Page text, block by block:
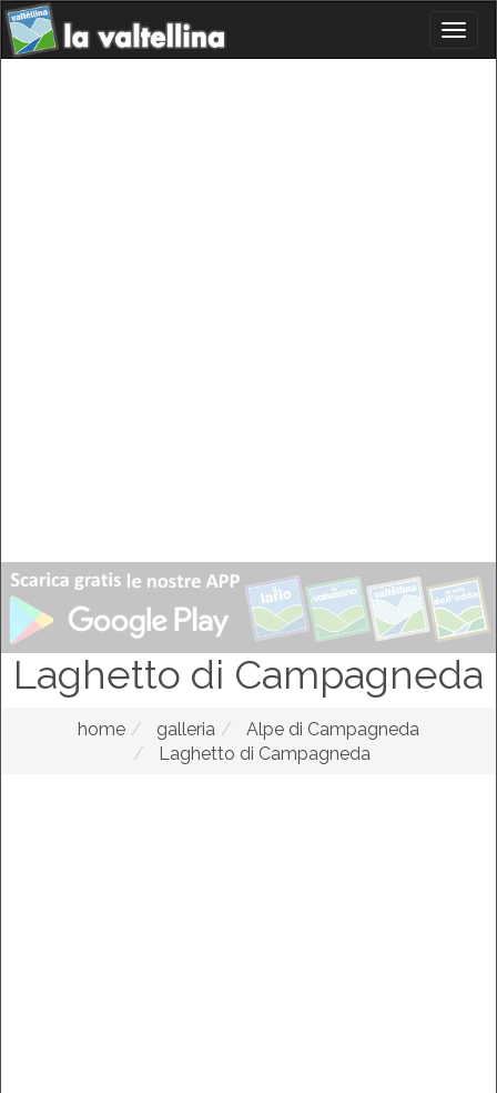
Laghetto di Campagneda
home galleria
Alpe di Campagneda
Laghetto di Campagneda